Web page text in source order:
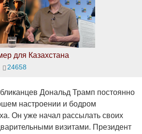
для Казахстана
24658
Дональд Трамп постоянно
настроении и бодром
Он уже начал рассылать своих
визитами. Президент